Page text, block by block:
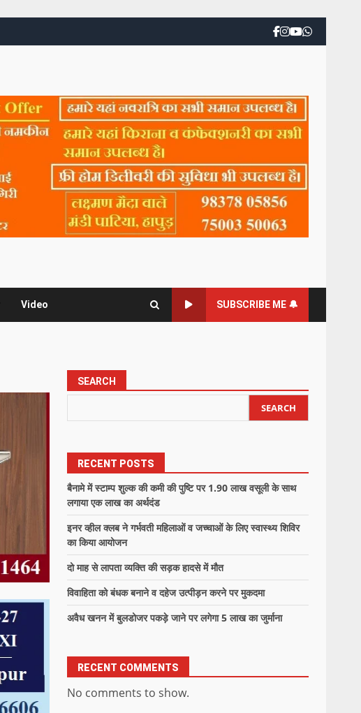
Video SUBSCRIBE ME 🔔
SEARCH
SEARCH
RECENT POSTS
बैनामे में स्टाम्प शुल्क की कमी की पुष्टि पर 1.90 लाख वसूली के साथ
लगाया एक लाख का अर्थदंड
इनर व्हील क्लब ने गर्भवती महिलाओं व जच्चाओं के लिए स्वास्थ्य शिविर
का किया आयोजन
दो माह से लापता व्यक्ति की सड़क हादसे में मौत
विवाहिता को बंधक बनाने व दहेज उत्पीड़न करने पर मुकदमा
अवैध खनन में बुलडोजर पकड़े जाने पर लगेगा 5 लाख का जुर्माना
RECENT COMMENTS
No comments to show.